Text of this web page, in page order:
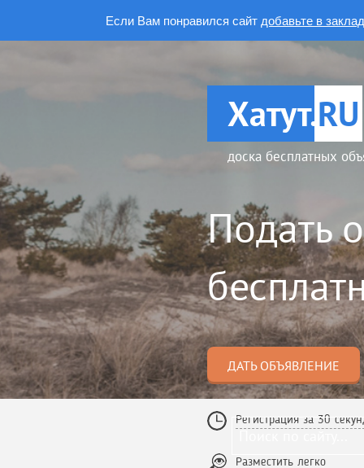
Если Вам понравился сайт добавьте в
Хатут.RU
доска бесплатных
Подать
ДАТЬ ОБЪЯВЛЕНИЕ
Регистрация за 30
Разместить легко